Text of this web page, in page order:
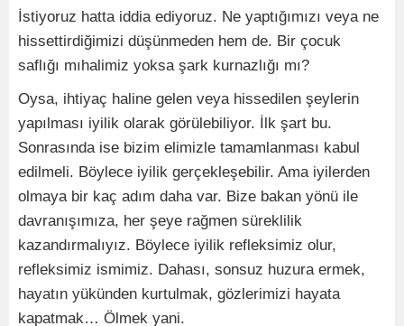
İstiyoruz hatta iddia ediyoruz. Ne yaptığımızı veya ne
hissettirdiğimizi düşünmeden hem de. Bir çocuk
saflığı mıhalimiz yoksa şark kurnazlığı mı?
Oysa, ihtiyaç haline gelen veya hissedilen şeylerin
yapılması iyilik olarak görülebiliyor. İlk şart bu.
Sonrasında ise bizim elimizle tamamlanması kabul
edilmeli. Böylece iyilik gerçekleşebilir. Ama iyilerden
olmaya bir kaç adım daha var. Bize bakan yönü ile
davranışımıza, her şeye rağmen süreklilik
kazandırmalıyız. Böylece iyilik refleksimiz olur,
refleksimiz ismimiz. Dahası, sonsuz huzura ermek,
hayatın yükünden kurtulmak, gözlerimizi hayata
kapatmak… Ölmek yani.